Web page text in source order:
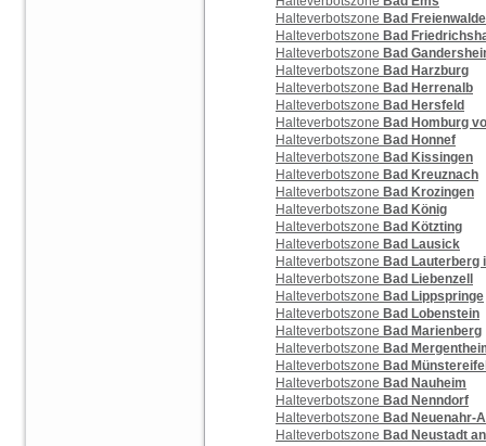
Halteverbotszone Bad Freienwalde
Halteverbotszone Bad
Halteverbotszone Bad
Halteverbotszone Bad Harzburg
Halteverbotszone Bad Herrenalb
Halteverbotszone Bad Hersfeld
Halteverbotszone Bad Homburg
Halteverbotszone Bad Honnef
Halteverbotszone Bad Kissingen
Halteverbotszone Bad Kreuznach
Halteverbotszone Bad Krozingen
Halteverbotszone Bad König
Halteverbotszone Bad Kötzting
Halteverbotszone Bad Lausick
Halteverbotszone Bad Lauterberg
Halteverbotszone Bad Liebenzell
Halteverbotszone Bad Lippspringe
Halteverbotszone Bad Lobenstein
Halteverbotszone Bad Marienberg
Halteverbotszone Bad
Halteverbotszone Bad
Halteverbotszone Bad Nauheim
Halteverbotszone Bad Nenndorf
Halteverbotszone Bad Neuenahr-
Halteverbotszone Bad Neustadt